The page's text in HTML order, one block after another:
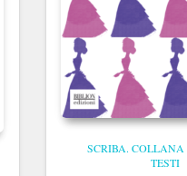
SCRIBA.
TESTI